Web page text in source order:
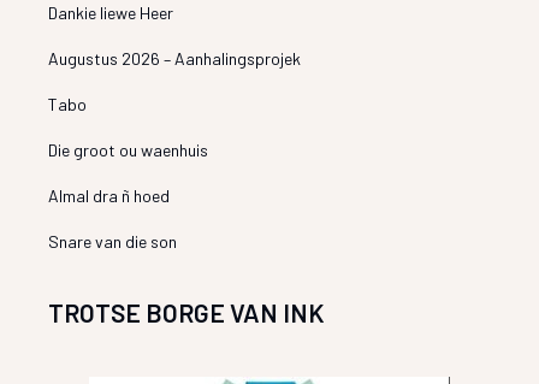
Dankie liewe Heer
Augustus 2026 – Aanhalingsprojek
Tabo
Die groot ou waenhuis
Almal dra ñ hoed
Snare van die son
TROTSE BORGE VAN INK